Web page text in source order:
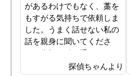
があるわけでもなく、藁を
もすがる気持ちで依頼しま
した。うまく話せない私の
話を親身に聞いてくださ
り、依頼を引き受けてくだ
さりました。依頼期間中、
探偵ちゃんより